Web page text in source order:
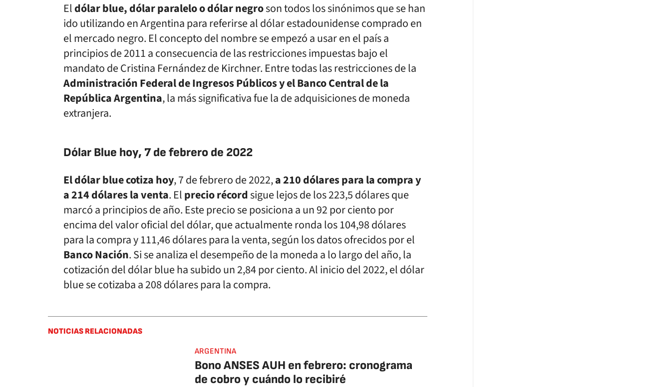
Eldólar blue, dólar paralelo o dólar negroson todos los sinónimos que se han
ido utilizando en Argentina para referirse al dólar estadounidense comprado en
el mercado negro. El concepto del nombre se empezó a usar en el país a
principios de 2011 a consecuencia de las restricciones impuestas bajo el
mandato de Cristina Fernández de Kirchner. Entre todas las restricciones de la
Administración Federal de Ingresos Públicos y el Banco Central de la
República Argentina, la más significativa fue la de adquisiciones de moneda
extranjera.
Dólar Blue hoy, 7 de febrero de 2022
El dólar blue cotiza hoy, 7 de febrero de 2022,a 210 dólares para la compra y
a 214 dólares la venta. Elprecio récordsigue lejos de los 223,5 dólares que
marcó a principios de año. Este precio se posiciona a un 92 por ciento por
encima del valor oficial del dólar, que actualmente ronda los 104,98 dólares
para la compra y 111,46 dólares para la venta, según los datos ofrecidos por el
Banco Nación. Si se analiza el desempeño de la moneda a lo largo del año, la
cotización del dólar blue ha subido un 2,84 por ciento. Al inicio del 2022, el dólar
blue se cotizaba a 208 dólares para la compra.
NOTICIAS RELACIONADAS
ARGENTINA
Bono ANSES AUH en febrero: cronograma
de cobro y cuándo lo recibiré